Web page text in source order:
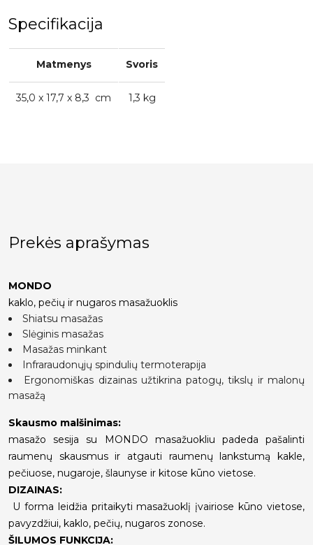
Specifikacija
Matmenys Svoris
35,0 x 17,7 x 8,3 cm 1,3 kg
Prekės aprašymas
MONDO
kaklo, pečių ir nugaros masažuoklis
Shiatsu masažas
Slėginis masažas
Masažas minkant
Infraraudonųjų spindulių termoterapija
Ergonomiškas dizainas užtikrina patogų, tikslų ir malonų
masažą
Skausmo malšinimas:
masažo sesija su MONDO masažuokliu padeda pašalinti
raumenų skausmus ir atgauti raumenų lankstumą kakle,
pečiuose, nugaroje, šlaunyse ir kitose kūno vietose.
DIZAINAS:
U forma leidžia pritaikyti masažuoklį įvairiose kūno vietose,
pavyzdžiui, kaklo, pečių, nugaros zonose.
ŠILUMOS FUNKCIJA: